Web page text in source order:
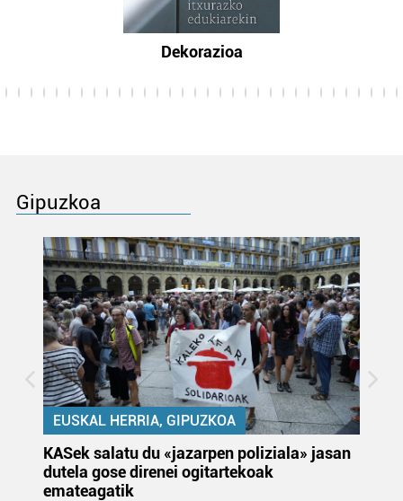
Dekorazioa
Gipuzkoa
EUSKAL HERRIA, GIPUZKOA
KASek salatu du «jazarpen poliziala» jasan
dutela gose direnei ogitartekoak
emateagatik